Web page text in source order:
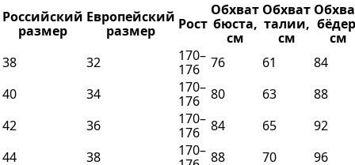
Российский
размер
Европейский
размер
Рост
Обхват
бюста,
см
Обхват
талии,
см
см
38
32
170–
176
76 61
84
40
34
170–
176
80 63
88
42
36
170–
176
84 65
92
44
38
170– 88 70
96